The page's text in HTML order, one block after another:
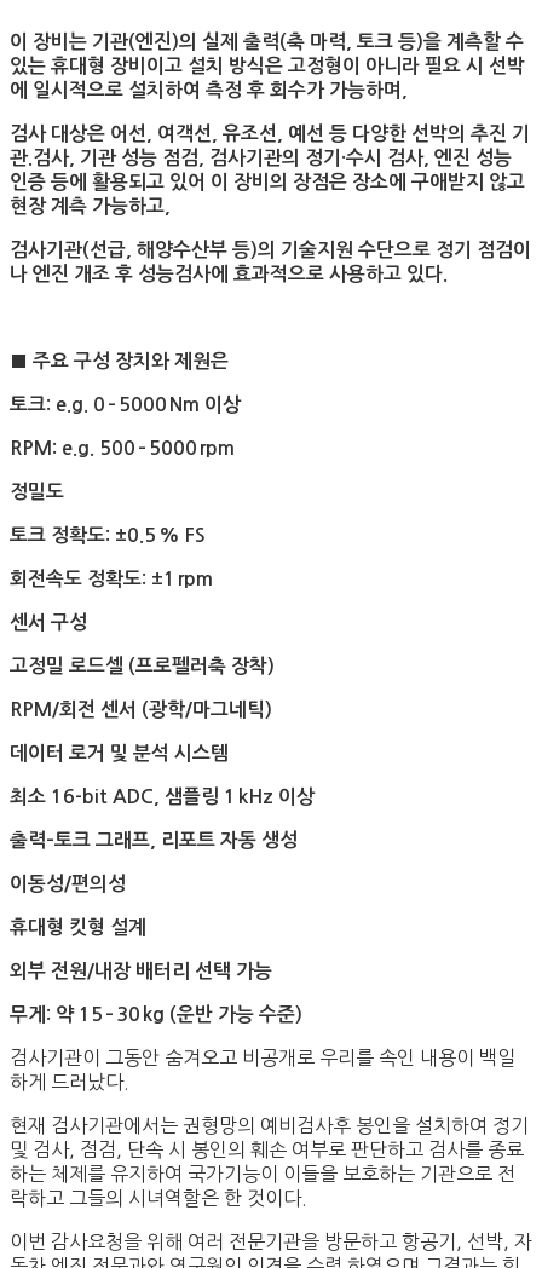
이 장비는 기관(엔진 )의 실제 출력(축 마력 토크 등)을 계측할 수
있는 휴대형 장비이고 설치 방식은 고정형이 아니라 필요 시 선박
에 일시적으로 설치하여 측정 후 회수가 가능하며
검사 대상은 어선 여객선 유조선
예선 등 다양한 선박의 추진 기
관. 검사, 기관 성능 점검 검사기관의 정기 ·수시 검사, 엔진 성능
인증 등에 활용되고 있어 이 장비의 장점은 장소에 구애받지 않고
현장 계측 가능하고
검사기관( 선급 해양수산부 등)의 기술지원 수단으로 정기 점검이
나 엔진 개조 후 성능검사에 효과적으로 사용하고 있다
주요 구성 장치와 제원은
토크: e.g. 0 – 5000 Nm 이상
RPM: e.g. 500 – 5000 rpm
정밀도
토크 정확도: ±0.5 % FS
회전속도 정확도: ±1 rpm
센서 구성
고정밀 로드셀 (프로펠러축 장착)
RPM/회전 센서 (광학/마그네틱 )
데이터 로거 및 분석 시스템
최소 16-bit ADC, 샘플링 1 kHz 이상
출력–토크 그래프 리포트 자동 생성
이동성/편의성
휴대형 킷형 설계
외부 전원 /내장 배터리 선택 가능
무게 : 약 15 – 30 kg (운반 가능 수준)
검사기관이 그동안 숨겨오고 비공개로 우리를 속인 내용이 백일
하게 드러났다.
현재 검사기관에서는 권형망의 예비검사후 봉인을 설치하여 정기
및 검사, 점검, 단속 시 봉인의 훼손 여부로 판단하고 검사를 종료
하는 체제를 유지하여 국가기능이 이들을 보호하는 기관으로 전
락하고 그들의 시녀역할은 한 것이다.
이번 감사요청을 위해 여러 전문기관을 방문하고 항공기, 선박, 자